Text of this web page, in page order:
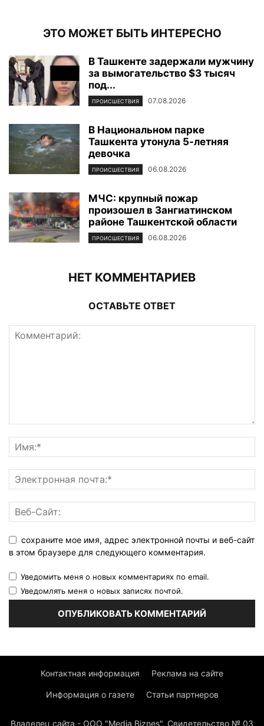
ЭТО МОЖЕТ БЫТЬ ИНТЕРЕСНО
В Ташкенте задержали мужчину
за вымогательство $3 тысяч
под...
ПРОИСШЕСТВИЯ 07.08.2026
В Национальном парке
Ташкента утонула 5-летняя
девочка
ПРОИСШЕСТВИЯ 06.08.2026
МЧС: крупный пожар
произошел в Зангиатинском
районе Ташкентской области
ПРОИСШЕСТВИЯ 06.08.2026
НЕТ КОММЕНТАРИЕВ
ОСТАВЬТЕ ОТВЕТ
сохраните мое имя, адрес электронной почты и веб-сайт
в этом браузере для следующего комментария.
Уведомить меня о новых комментариях по email.
Уведомлять меня о новых записях почтой.
Контактная информация Реклама на сайте
Информация о газете Статьи партнеров
Владелец сайта - ООО "Media Biznes". Свидетельство № 03